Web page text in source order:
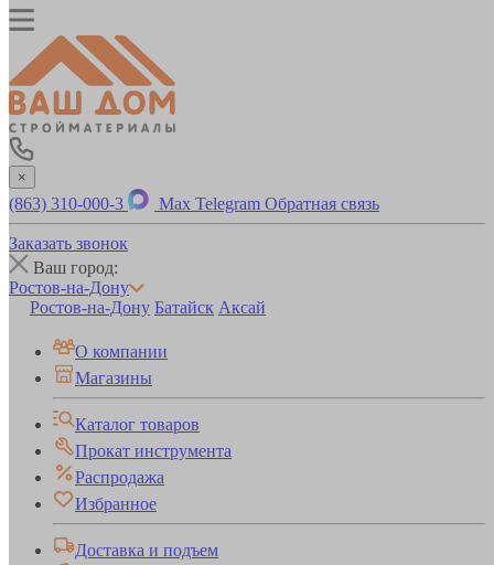
×
(863) 310-000-3 Max Telegram Обратная связь
Заказать звонок
Ваш город:
Ростов-на-Дону
Ростов-на-Дону Батайск Аксай
О компании
Магазины
Каталог товаров
Прокат инструмента
Распродажа
Избранное
Доставка и подъем